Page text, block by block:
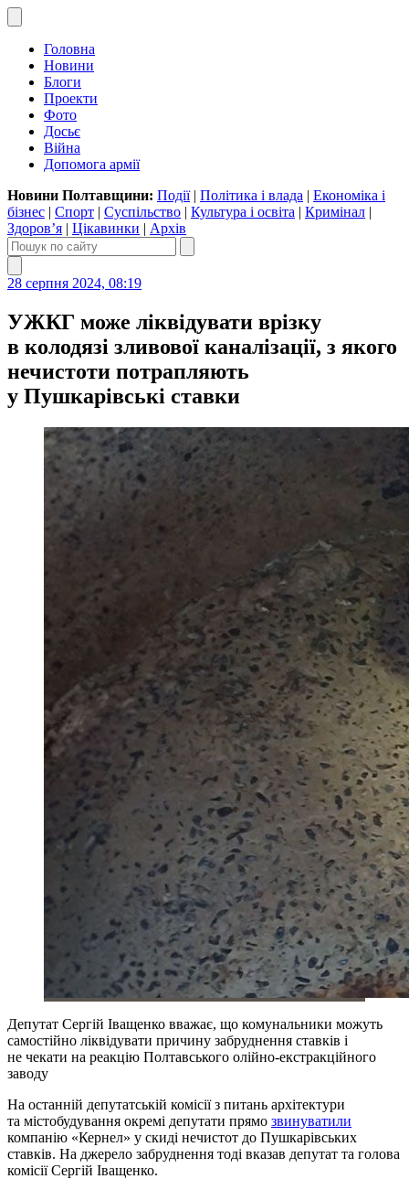
Головна
Новини
Блоги
Проекти
Фото
Досьє
Війна
Допомога армії
Новини Полтавщини: Події| Політика і влада | Економіка і
бізнес | Спорт | Суспільство | Культура і освіта | Кримінал |
Здоров’я | Цікавинки | Архів
28 серпня 2024, 08:19
УЖКГ може ліквідувати врізку
в колодязі зливової каналізації, з якого
нечистоти потрапляють
у Пушкарівські ставки
Депутат Сергій Іващенко вважає, що комунальники можуть
самостійно ліквідувати причину забруднення ставків і
не чекати на реакцію Полтавського олійно-екстракційного
заводу
На останній депутатській комісії з питань архітектури
та містобудування окремі депутати прямо звинуватили
компанію «Кернел» у скиді нечистот до Пушкарівських
ставків. На джерело забруднення тоді вказав депутат та голова
комісії Сергій Іващенко.